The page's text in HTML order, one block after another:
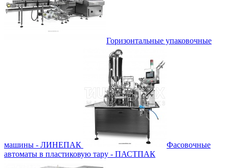
Горизонтальные упаковочные
машины - ЛИНЕПАК
Фасовочные
автоматы в пластиковую тару - ПАСТПАК